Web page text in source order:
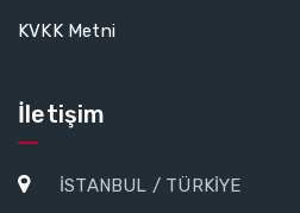
KVKK Metni
İletişim
İSTANBUL / TÜRKİYE